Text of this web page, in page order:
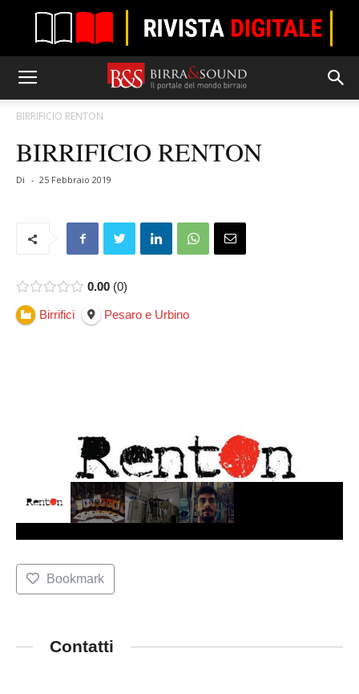
BIRRIFICIO RENTON
BIRRIFICIO RENTON
Di - 25 Febbraio 2019
0.00 0
Birrifici Pesaro e Urbino
Bookmark
Contatti